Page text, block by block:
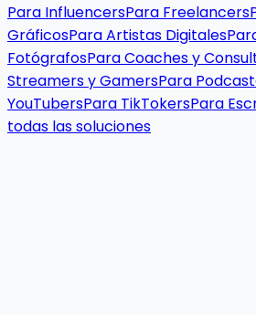
Para InfluencersPara Freelancers
GráficosPara Artistas Digitales
FotógrafosPara Coaches y
Streamers y GamersPara
YouTubersPara TikTokersPara
todas las soluciones